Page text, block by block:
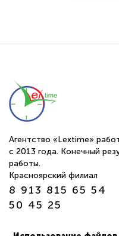
Агентство «Lextime»
с 2013 года. Конечный
работы.
Красноярский филиал
8 913 815 65 54
50 45 25